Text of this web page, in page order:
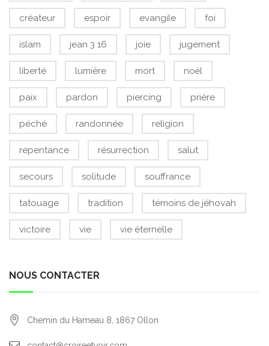
créateur espoir evangile foi
islam jean 3 16 joie jugement
liberté lumière mort noël
paix pardon piercing prière
péché randonnée religion
repentance résurrection salut
secours solitude souffrance
tatouage tradition témoins de jéhovah
victoire vie vie éternelle
NOUS CONTACTER
Chemin du Hameau 8, 1867 Ollon